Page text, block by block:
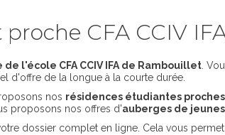
CFA CCIV
l'école CFA CCIV IFA de Rambouillet .
d'offre de la longue à la courte durée.
nos résidences étudiantes proches
proposons nos offres d'auberges de
dossier complet en ligne. Cela vous